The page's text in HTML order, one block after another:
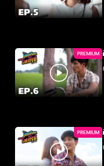
PREMIUM
PREMIUM